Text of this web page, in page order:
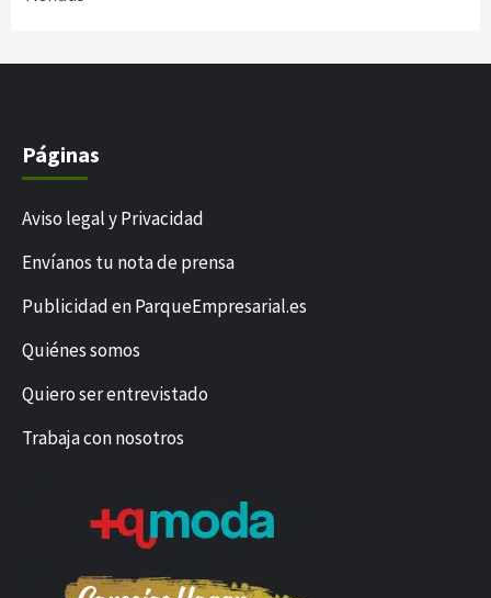
Páginas
Aviso legal y Privacidad
Envíanos tu nota de prensa
Publicidad en ParqueEmpresarial.es
Quiénes somos
Quiero ser entrevistado
Trabaja con nosotros